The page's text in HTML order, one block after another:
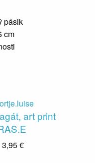
pásik
cm
art print
3,95 €